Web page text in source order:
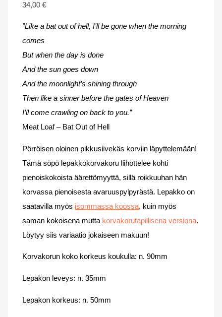
34,00€
”Like a bat out of hell, I’ll be gone when the morning
comes
But when the day is done
And the sun goes down
And the moonlight’s shining through
Then like a sinner before the gates of Heaven
I’ll come crawling on back to you.”
Meat Loaf – Bat Out of Hell
Pörröisen oloinen pikkusiivekäs korviin läpyttelemään!
Tämä söpö lepakkokorvakoru liihottelee kohti
pienoiskokoista äärettömyyttä, sillä roikkuuhan hän
korvassa pienoisesta avaruuspylpyrästä. Lepakko on
saatavilla myös isommassa koossa, kuin myös
saman kokoisena mutta korvakorutapillisena versiona.
Löytyy siis variaatio jokaiseen makuun!
Korvakorun koko korkeus koukulla: n. 90mm
Lepakon leveys: n. 35mm
Lepakon korkeus: n. 50mm